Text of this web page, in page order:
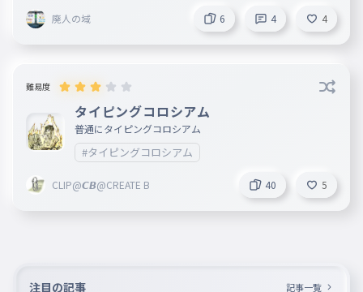
廃人の域 6 4 4
難易度
タイピングコロシアム
普通にタイピングコロシアム
#タイピングコロシアム
CLIP@𝘾𝘽@CREATE B 40 5
注目の記事 記事一覧